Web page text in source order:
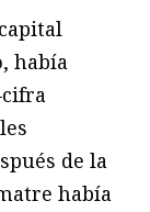
había
de la
había